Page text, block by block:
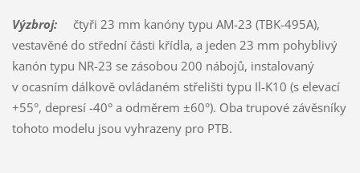
Výzbroj:čtyři 23 mm kanóny typu AM-23 (TBK-495A),
vestavěné do střední části křídla, a jeden 23 mm pohyblivý
kanón typu NR-23 se zásobou 200 nábojů, instalovaný
v ocasním dálkově ovládaném střelišti typu Il-K10 (s elevací
+55°, depresí -40° a odměrem ±60°). Oba trupové závěsníky
tohoto modelu jsou vyhrazeny pro PTB.